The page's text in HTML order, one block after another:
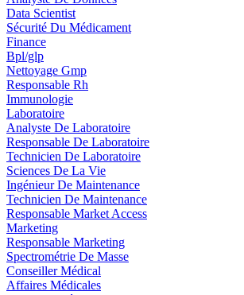
Data Scientist
Sécurité Du Médicament
Finance
Bpl/glp
Nettoyage Gmp
Responsable Rh
Immunologie
Laboratoire
Analyste De Laboratoire
Responsable De Laboratoire
Technicien De Laboratoire
Sciences De La Vie
Ingénieur De Maintenance
Technicien De Maintenance
Responsable Market Access
Marketing
Responsable Marketing
Spectrométrie De Masse
Conseiller Médical
Affaires Médicales